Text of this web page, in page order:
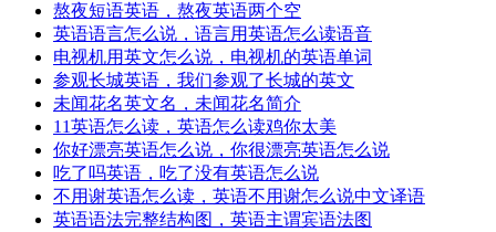
熬夜短语英语，熬夜英语两个空
英语语言怎么说，语言用英语怎么读语音
电视机用英文怎么说，电视机的英语单词
参观长城英语，我们参观了长城的英文
未闻花名英文名，未闻花名简介
11英语怎么读，英语怎么读鸡你太美
你好漂亮英语怎么说，你很漂亮英语怎么说
吃了吗英语，吃了没有英语怎么说
不用谢英语怎么读，英语不用谢怎么说中文译语
英语语法完整结构图，英语主谓宾语法图